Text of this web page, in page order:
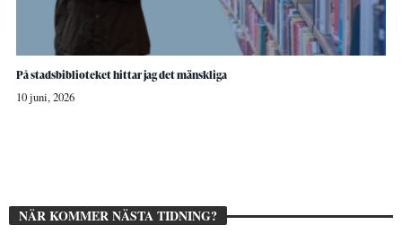
På stadsbiblioteket hittar jag det mänskliga
10 juni, 2026
NÄR KOMMER NÄSTA TIDNING?